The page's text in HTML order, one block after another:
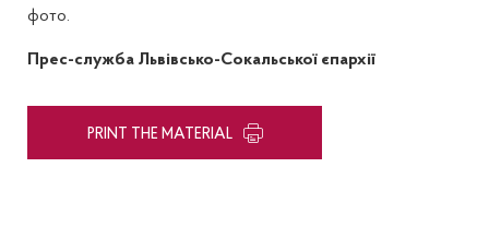
фото.
Прес-служба Львівсько-Сокальської єпархії
PRINT THE MATERIAL